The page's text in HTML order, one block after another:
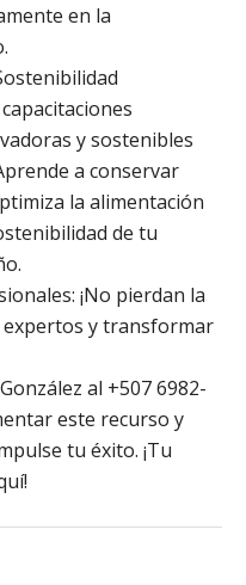
en la
y sostenibles
a conservar
la alimentación
de tu
¡No pierdan la
y transformar
al +507 6982-
este recurso y
tu éxito. ¡Tu